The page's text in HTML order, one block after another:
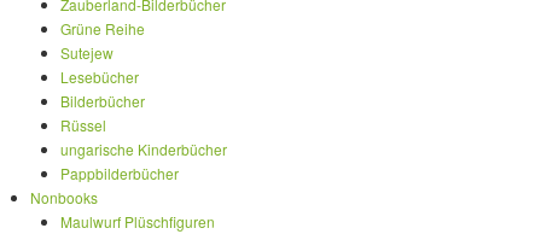
Zauberland-Bilderbücher
Grüne Reihe
Sutejew
Lesebücher
Bilderbücher
Rüssel
ungarische Kinderbücher
Pappbilderbücher
Nonbooks
Maulwurf Plüschfiguren